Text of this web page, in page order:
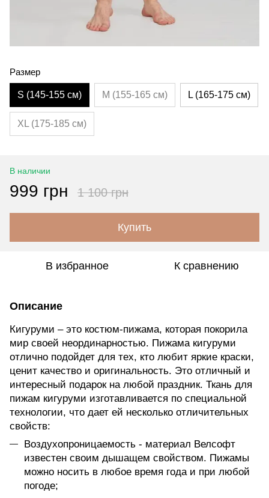
Размер
S (145-155 см) M (155-165 см) L (165-175 см)
XL (175-185 см)
В наличии
999 грн 1 100 грн
Купить
В избранное К сравнению
Описание
Кигуруми – это костюм-пижама, которая покорила
мир своей неординарностью. Пижама кигуруми
отлично подойдет для тех, кто любит яркие краски,
ценит качество и оригинальность. Это отличный и
интересный подарок на любой праздник. Ткань для
пижам кигуруми изготавливается по специальной
технологии, что дает ей несколько отличительных
свойств:
Воздухопроницаемость - материал Велсофт
известен своим дышащем свойством. Пижамы
можно носить в любое время года и при любой
погоде;